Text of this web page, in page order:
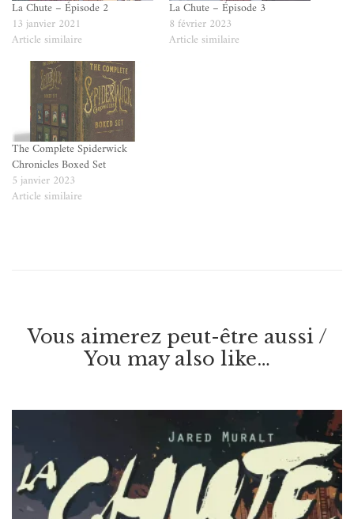
La Chute – Épisode 2
13 janvier 2021
Article similaire
La Chute – Épisode 3
8 février 2023
Article similaire
The Complete Spiderwick
Chronicles Boxed Set
5 janvier 2023
Article similaire
Vous aimerez peut-être aussi /
You may also like…